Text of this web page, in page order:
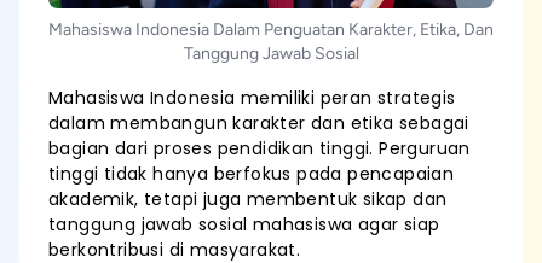
Mahasiswa Indonesia Dalam Penguatan Karakter, Etika, Dan
Tanggung Jawab Sosial
Mahasiswa Indonesia memiliki peran strategis
dalam membangun karakter dan etika sebagai
bagian dari proses pendidikan tinggi. Perguruan
tinggi tidak hanya berfokus pada pencapaian
akademik, tetapi juga membentuk sikap dan
tanggung jawab sosial mahasiswa agar siap
berkontribusi di masyarakat.